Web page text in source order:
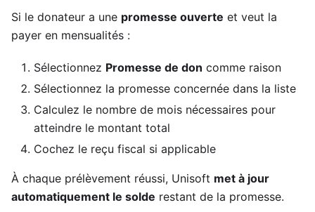
Si le donateur a une promesse ouverte et veut la
payer en mensualités :
Sélectionnez Promesse de don comme raison
Sélectionnez la promesse concernée dans la liste
Calculez le nombre de mois nécessaires pour
atteindre le montant total
Cochez le reçu fiscal si applicable
À chaque prélèvement réussi, Unisoft met à jour
automatiquement le solde restant de la promesse.